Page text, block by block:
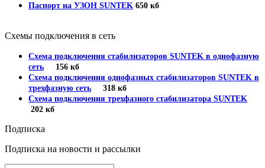
Паспорт на УЗОН SUNTEK 650 кб
Схемы подключения в сеть
Схема подключения стабилизаторов SUNTEK в однофазную
сеть 156 кб
Схема подключения однофазных стабилизаторов SUNTEK в
трехфазную сеть 318 кб
Схема подключения трехфазного стабилизатора SUNTEK
202 кб
Подписка
Подписка на новости и рассылки